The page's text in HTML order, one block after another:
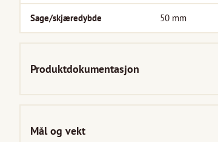
Sage/skjæredybde 50 mm
Produktdokumentasjon
Mål og vekt